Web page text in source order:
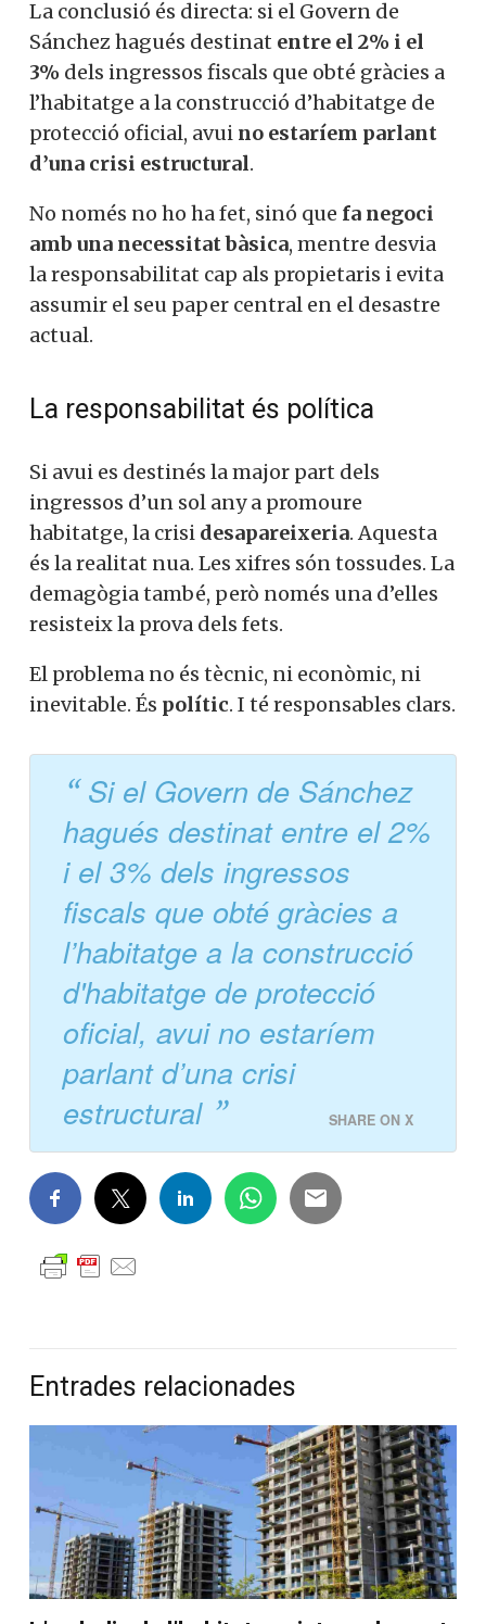
La conclusió és directa: si el Govern de
Sánchez hagués destinat entre el 2% i el
3% dels ingressos fiscals que obté gràcies a
l’habitatge a la construcció d’habitatge de
protecció oficial, avui no estaríem parlant
d’una crisi estructural.
No només no ho ha fet, sinó que fa negoci
amb una necessitat bàsica, mentre desvia
la responsabilitat cap als propietaris i evita
assumir el seu paper central en el desastre
actual.
La responsabilitat és política
Si avui es destinés la major part dels
ingressos d’un sol any a promoure
habitatge, la crisi desapareixeria. Aquesta
és la realitat nua. Les xifres són tossudes. La
demagògia també, però només una d’elles
resisteix la prova dels fets.
El problema no és tècnic, ni econòmic, ni
inevitable. És polític. I té responsables clars.
Si el Govern de Sánchez
hagués destinat entre el 2%
i el 3% dels ingressos
fiscals que obté gràcies a
l’habitatge a la construcció
d'habitatge de protecció
oficial, avui no estaríem
parlant d’una crisi
estructural
SHARE ON X
Entrades relacionades